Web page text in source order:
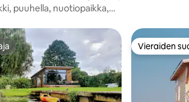
puuhella, nuotiopaikka,
Vieraiden
Vieraiden